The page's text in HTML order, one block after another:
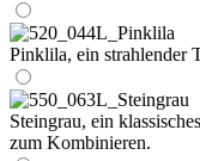
Pinklila, ein strahlender
Steingrau, ein
zum Kombinieren.